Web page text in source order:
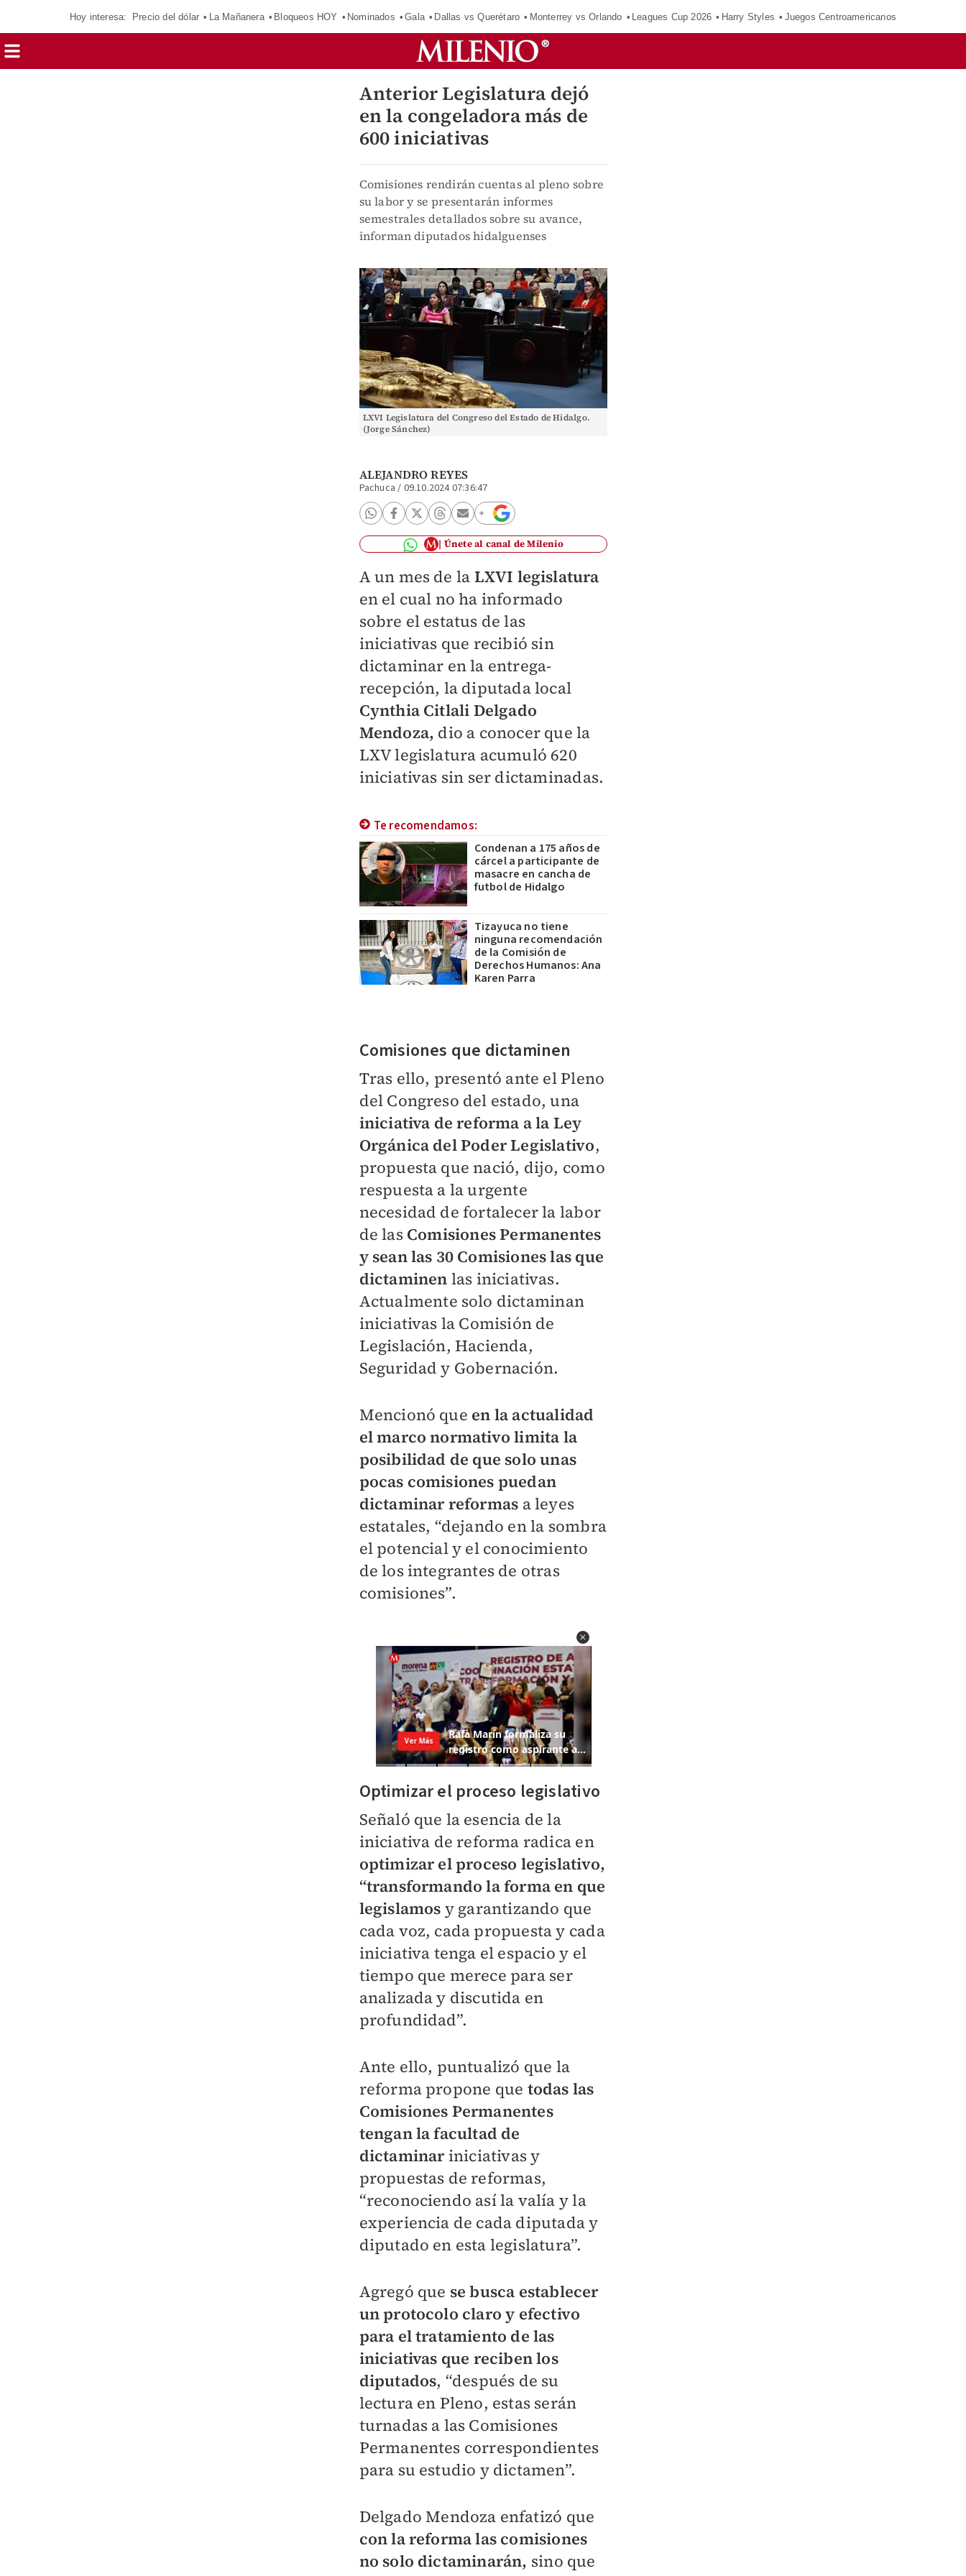
Hoy interesa: Precio del dólar La Mañanera Bloqueos HOY Nominados Gala Dallas vs Querétaro Monterrey vs Orlando Leagues Cup 2026 Harry Styles Juegos Centroamericanos
Anterior Legislatura dejó
en la congeladora más de
600 iniciativas
Comisiones rendirán cuentas al pleno sobre
su labor y se presentarán informes
semestrales detallados sobre su avance,
informan diputados hidalguenses
LXVI Legislatura del Congreso del Estado de Hidalgo.
(Jorge Sánchez)
ALEJANDRO REYES
Pachuca / 09.10.2024 07:36:47
Únete al canal de Milenio
A un mes de la LXVI legislatura
en el cual no ha informado
sobre el estatus de las
iniciativas que recibió sin
dictaminar en la entrega-
recepción, la diputada local
Cynthia Citlali Delgado
Mendoza, dio a conocer que la
LXV legislatura acumuló 620
iniciativas sin ser dictaminadas.
Te recomendamos:
Condenan a 175 años de
cárcel a participante de
masacre en cancha de
futbol de Hidalgo
Tizayuca no tiene
ninguna recomendación
de la Comisión de
Derechos Humanos: Ana
Karen Parra
Comisiones que dictaminen
Tras ello, presentó ante el Pleno
del Congreso del estado, una
iniciativa de reforma a la Ley
Orgánica del Poder Legislativo,
propuesta que nació, dijo, como
respuesta a la urgente
necesidad de fortalecer la labor
de las Comisiones Permanentes
y sean las 30 Comisiones las que
dictaminen las iniciativas.
Actualmente solo dictaminan
iniciativas la Comisión de
Legislación, Hacienda,
Seguridad y Gobernación.
Mencionó que en la actualidad
el marco normativo limita la
posibilidad de que solo unas
pocas comisiones puedan
dictaminar reformas a leyes
estatales, “dejando en la sombra
el potencial y el conocimiento
de los integrantes de otras
comisiones”.
Optimizar el proceso legislativo
Señaló que la esencia de la
iniciativa de reforma radica en
optimizar el proceso legislativo,
“transformando la forma en que
legislamos y garantizando que
cada voz, cada propuesta y cada
iniciativa tenga el espacio y el
tiempo que merece para ser
analizada y discutida en
profundidad”.
Ante ello, puntualizó que la
reforma propone que todas las
Comisiones Permanentes
tengan la facultad de
dictaminariniciativas y
propuestas de reformas,
“reconociendo así la valía y la
experiencia de cada diputada y
diputado en esta legislatura”.
Agregó que se busca establecer
un protocolo claro y efectivo
para el tratamiento de las
iniciativas que reciben los
diputados, “después de su
lectura en Pleno, estas serán
turnadas a las Comisiones
Permanentes correspondientes
para su estudio y dictamen”.
Delgado Mendoza enfatizó que
con la reforma las comisiones
no solo dictaminarán, sino que